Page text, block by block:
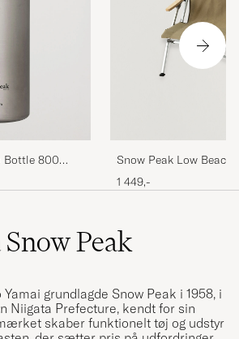
Bottle 800
Snow Peak Low Beach
Khaki
1 449,-
Peak
grundlagde Snow Peak i 1958, i
Niigata Prefecture, kendt for sin
skaber funktionelt tøj og udstyr